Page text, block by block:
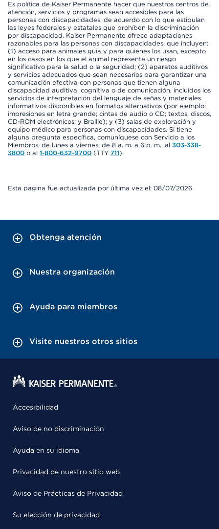
Es política de Kaiser Permanente hacer que nuestros centros de
atención, servicios y programas sean accesibles para las
personas con discapacidades, de acuerdo con lo que estipulan
las leyes federales y estatales que prohíben la discriminación
por discapacidad. Kaiser Permanente ofrece adaptaciones
razonables para las personas con discapacidades, que incluyen:
(1) acceso para animales guía y para quienes los usan, excepto
en los casos en los que el animal represente un riesgo
significativo para la salud o la seguridad; (2) aparatos auditivos
y servicios adecuados que sean necesarios para garantizar una
comunicación efectiva con personas que tienen alguna
discapacidad auditiva, cognitiva o de comunicación, incluidos los
servicios de interpretación del lenguaje de señas y materiales
informativos disponibles en formatos alternativos (por ejemplo:
impresiones en letra grande; cintas de audio o CD; textos, discos,
CD-ROM electrónicos; y Braille); y (3) salas de exploración y
equipo médico para personas con discapacidades. Si tiene
alguna pregunta específica, comuníquese con Servicio a los
Miembros, de lunes a viernes, de 8 a. m. a 6 p. m., al 303-338-
3800 o al 1-800-632-9700 (TTY 711).
Esta página fue actualizada por última vez el: 08/07/2026
Obtenga atención
Nuestra organización
Ayuda para miembros
Visite nuestros otros sitios
Accesibilidad
Aviso de no discriminación
Ayuda en su idioma
Privacidad de nuestro sitio web
Aviso de Prácticas de Privacidad
Su elección de privacidad